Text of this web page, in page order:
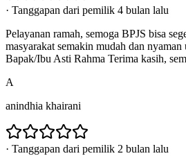
· Tanggapan dari pemilik 4 bulan lalu
Pelayanan ramah, semoga BPJS bisa
masyarakat semakin mudah dan
Bapak/Ibu Asti Rahma Terima kasih,
A
anindhia khairani
· Tanggapan dari pemilik 2 bulan lalu